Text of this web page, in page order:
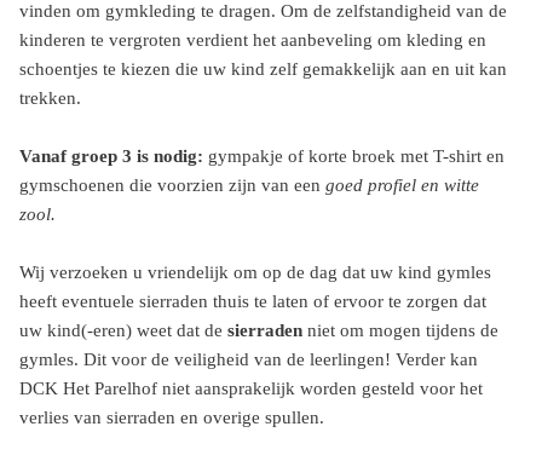
vinden om gymkleding te dragen. Om de zelfstandigheid van de
kinderen te vergroten verdient het aanbeveling om kleding en
schoentjes te kiezen die uw kind zelf gemakkelijk aan en uit kan
trekken.
Vanaf groep 3 is nodig: gympakje of korte broek met T-shirt en
gymschoenen die voorzien zijn van een goed profiel en witte
zool.
Wij verzoeken u vriendelijk om op de dag dat uw kind gymles
heeft eventuele sierraden thuis te laten of ervoor te zorgen dat
uw kind(-eren) weet dat de sierraden niet om mogen tijdens de
gymles. Dit voor de veiligheid van de leerlingen! Verder kan
DCK Het Parelhof niet aansprakelijk worden gesteld voor het
verlies van sierraden en overige spullen.